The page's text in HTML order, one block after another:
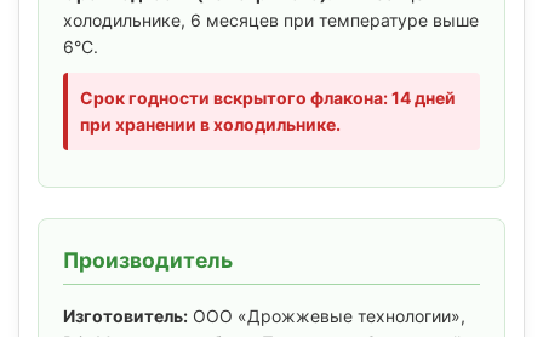
холодильнике, 6 месяцев при температуре выше
6°C.
Срок годности вскрытого флакона:14 дней
при хранении в холодильнике.
Производитель
Изготовитель: ООО «Дрожжевые технологии»,